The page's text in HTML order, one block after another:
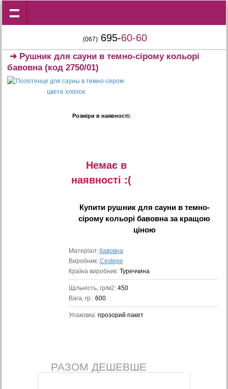
(067) 695-60-60
➜ Рушник для сауни в темно-сірому кольорі
бавовна(код 2750/01)
Розміри в наявності:
Немає в
наявностi :(
Купити рушник для сауни в темно-
сірому кольорі бавовназа кращою
ціною
Матеріал: бавовна
Виробник: Cestepe
Країна виробник: Туреччина
Щільність, гр/м2: 450
Вага, гр.: 600
Упаковка: прозорий пакет
РАЗОМ ДЕШЕВШЕ